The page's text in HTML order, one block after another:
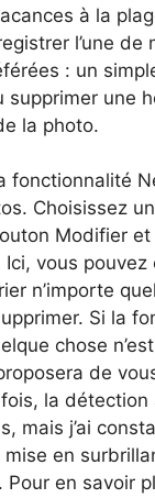
à la
l’une de
: un
supprimer une
la photo.
fonctionnalité
Choisissez
Modifier
Ici, vous pouvez
n’importe
Si la
chose
de
la détection
mais j’ai
en
Pour en savoir